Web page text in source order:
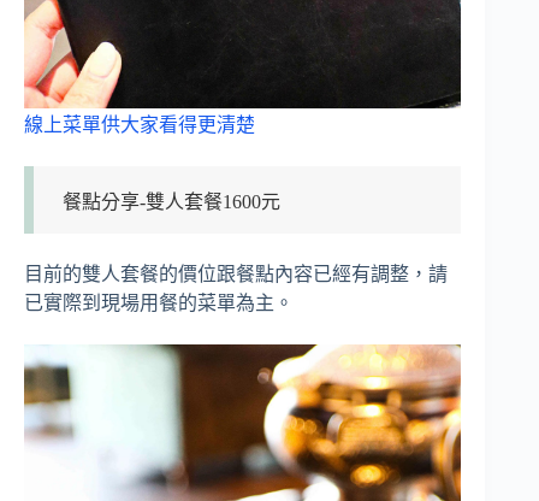
線上菜單供大家看得更清楚
餐點分享-雙人套餐1600元
目前的雙人套餐的價位跟餐點內容已經有調整，請
已實際到現場用餐的菜單為主。